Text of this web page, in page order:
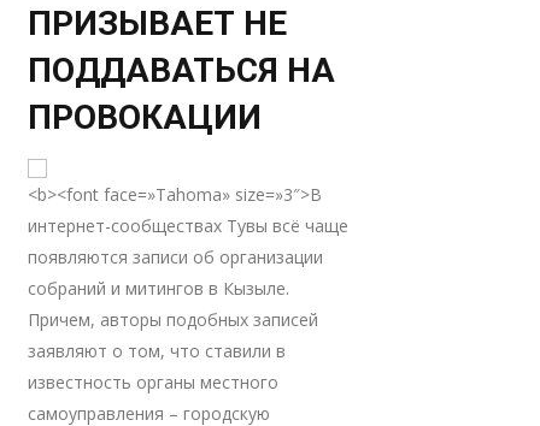
ПРИЗЫВАЕТ НЕ
ПОДДАВАТЬСЯ НА
ПРОВОКАЦИИ
<b><font face=»Tahoma» size=»3″>В
интернет-сообществах Тувы всё чаще
появляются записи об организации
собраний и митингов в Кызыле.
Причем, авторы подобных записей
заявляют о том, что ставили в
известность органы местного
самоуправления – городскую